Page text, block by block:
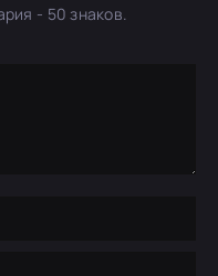
- 50 знаков.